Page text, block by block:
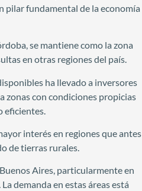
pilar fundamental de la economía
se mantiene como la zona
en otras regiones del país.
ha llevado a inversores
zonas con condiciones propicias
eficientes.
interés en regiones que antes
de tierras rurales.
Aires, particularmente en
demanda en estas áreas está